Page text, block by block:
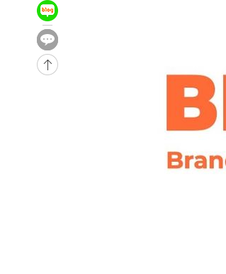
-12772초 전 >
-1393초 전 >
1시간 전 >